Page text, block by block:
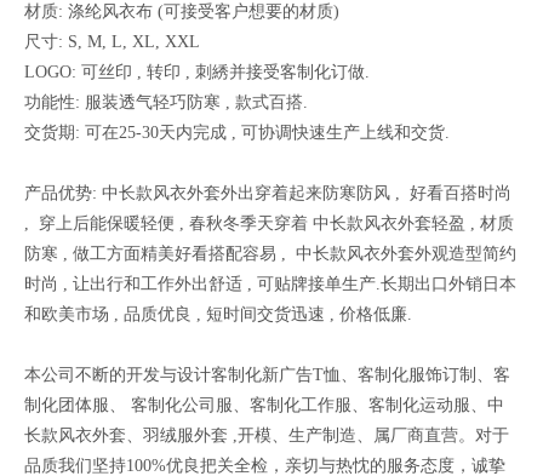
材质: 涤纶风衣布 (可接受客户想要的材质)
尺寸: S, M, L, XL, XXL
LOGO: 可丝印 , 转印 , 刺綉并接受客制化订做.
功能性: 服装透气轻巧防寒 , 款式百搭.
交货期: 可在25-30天内完成 , 可协调快速生产上线和交货.
产品优势: 中长款风衣外套外出穿着起来防寒防风 , 好看百搭时尚
, 穿上后能保暖轻便 , 春秋冬季天穿着 中长款风衣外套轻盈 , 材质
防寒 , 做工方面精美好看搭配容易 , 中长款风衣外套外观造型简约
时尚 , 让出行和工作外出舒适 , 可贴牌接单生产.长期出口外销日本
和欧美市场 , 品质优良 , 短时间交货迅速 , 价格低廉.
本公司不断的开发与设计客制化新广告T恤、客制化服饰订制、客
制化团体服、 客制化公司服、客制化工作服、客制化运动服、中
长款风衣外套、羽绒服外套 ,开模、生产制造、属厂商直营。对于
品质我们坚持100%优良把关全检，亲切与热忱的服务态度，诚挚